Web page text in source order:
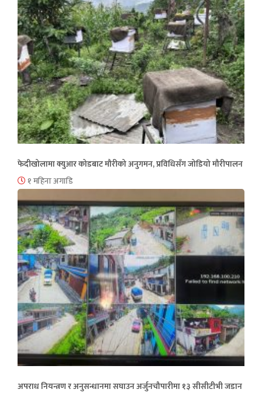
फेदीखोलामा क्युआर कोडबाट मौरीको अनुगमन, प्रविधिसँग जोडियो मौरीपालन
१ महिना अगाडि
अपराध नियन्त्रण र अनुसन्धानमा सघाउन अर्जुनचौपारीमा १३ सीसीटीभी जडान